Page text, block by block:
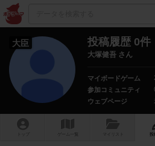
大臣 投稿履歴 0件
大塚健吾 さん
マイボードゲーム
参加コミュニティ
ウェブページ
ゲーム一覧 投